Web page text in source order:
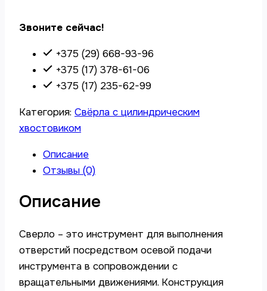
Звоните сейчас!
+375 (29) 668-93-96
+375 (17) 378-61-06
+375 (17) 235-62-99
Категория: Свёрла с цилиндрическим
хвостовиком
Описание
Отзывы (0)
Описание
Сверло – это инструмент для выполнения
отверстий посредством осевой подачи
инструмента в сопровождении с
вращательными движениями. Конструкция